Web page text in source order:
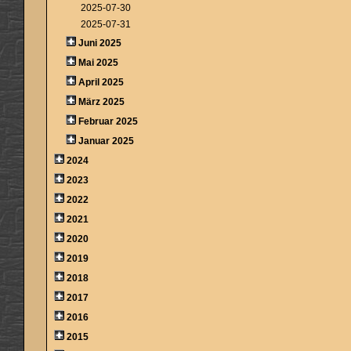
2025-07-30
2025-07-31
Juni 2025
Mai 2025
April 2025
März 2025
Februar 2025
Januar 2025
2024
2023
2022
2021
2020
2019
2018
2017
2016
2015